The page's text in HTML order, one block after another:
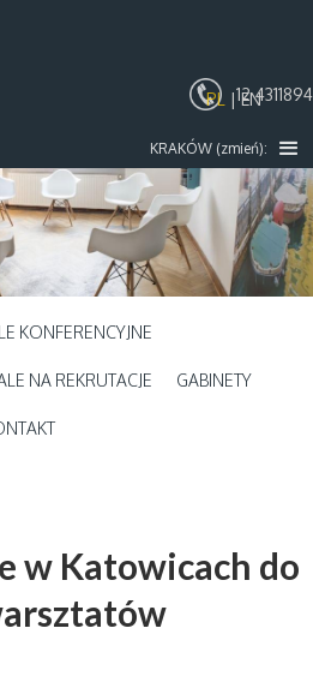
12 4311894
PL |EN
KRAKÓW (zmień):
KONFERENCYJNE
NA REKRUTACJE GABINETY
w Katowicach do